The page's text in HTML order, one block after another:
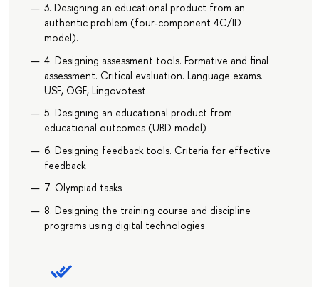
3. Designing an educational product from an
authentic problem (four-component 4C/ID
model).
4. Designing assessment tools. Formative and final
assessment. Critical evaluation. Language exams.
USE, OGE, Lingovotest
5. Designing an educational product from
educational outcomes (UBD model)
6. Designing feedback tools. Criteria for effective
feedback
7. Olympiad tasks
8. Designing the training course and discipline
programs using digital technologies